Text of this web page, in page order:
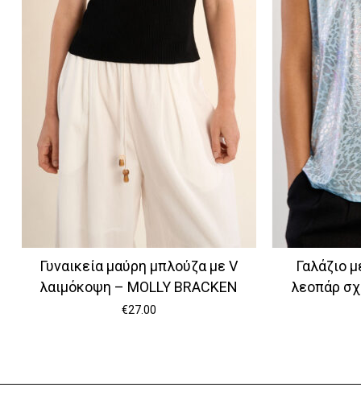
Γυναικεία μαύρη μπλούζα με V
λαιμόκοψη – MOLLY BRACKEN
€27.00
Γαλάζιο
λεοπάρ